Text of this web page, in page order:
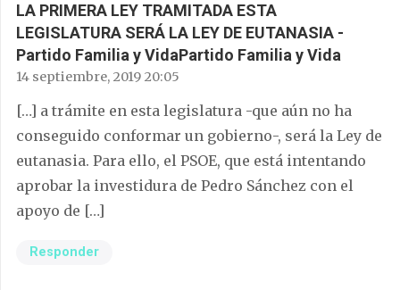
LA PRIMERA LEY TRAMITADA ESTA
LEGISLATURA SERÁ LA LEY DE EUTANASIA -
Partido Familia y VidaPartido Familia y Vida
14 septiembre, 2019 20:05
[…] a trámite en esta legislatura -que aún no ha
conseguido conformar un gobierno-, será la Ley de
eutanasia. Para ello, el PSOE, que está intentando
aprobar la investidura de Pedro Sánchez con el
apoyo de […]
Responder